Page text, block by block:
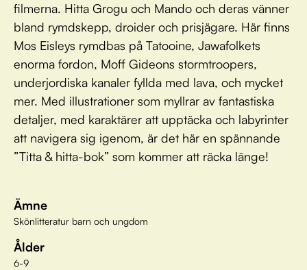
filmerna. Hitta Grogu och Mando och deras vänner
bland rymdskepp, droider och prisjägare. Här finns
Mos Eisleys rymdbas på Tatooine, Jawafolkets
enorma fordon, Moff Gideons stormtroopers,
underjordiska kanaler fyllda med lava, och mycket
mer. Med illustrationer som myllrar av fantastiska
detaljer, med karaktärer att upptäcka och labyrinter
att navigera sig igenom, är det här en spännande
”Titta & hitta-bok” som kommer att räcka länge!
Ämne
Skönlitteratur barn och ungdom
Ålder
6-9